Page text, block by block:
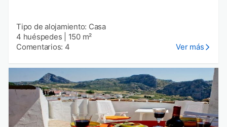
Tipo de alojamiento: Casa
4 huéspedes
150 m²
Comentarios: 4
Ver más